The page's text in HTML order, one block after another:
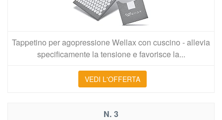
Tappetino per agopressione Wellax con cuscino - allevia
specificamente la tensione e favorisce la...
VEDI L'OFFERTA
3